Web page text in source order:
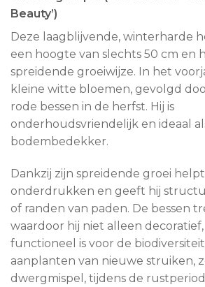
Beauty’)
Deze laagblijvende, winterharde
een hoogte van slechts 50 cm en
spreidende groeiwijze. In het
kleine witte bloemen, gevolgd
rode bessen in de herfst. Hij is
onderhoudsvriendelijk en ideaal
bodembedekker.
Dankzij zijn spreidende groei
onderdrukken en geeft hij
of randen van paden. De bessen
waardoor hij niet alleen
functioneel is voor de
aanplanten van nieuwe struiken,
dwergmispel, tijdens de